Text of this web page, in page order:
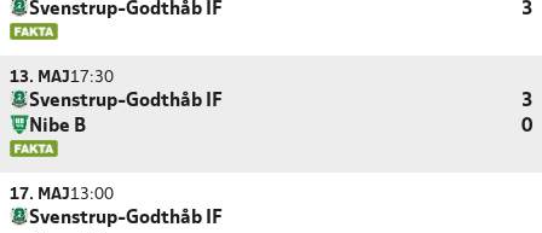
Svenstrup-Godthåb IF
3
13. MAJ17:30
Svenstrup-Godthåb IF
3
Nibe B
0
17. MAJ13:00
Svenstrup-Godthåb IF